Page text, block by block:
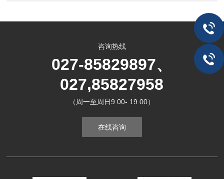
咨询热线
027-85829897、
027,85827958
（周一至周日9:00- 19:00）
在线咨询